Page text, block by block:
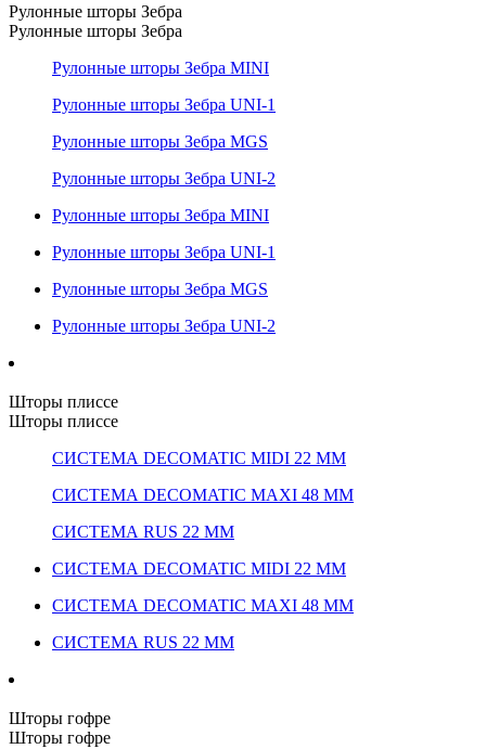
Рулонные шторы Зебра
Рулонные шторы Зебра
Рулонные шторы Зебра MINI
Рулонные шторы Зебра UNI-1
Рулонные шторы Зебра MGS
Рулонные шторы Зебра UNI-2
Рулонные шторы Зебра MINI
Рулонные шторы Зебра UNI-1
Рулонные шторы Зебра MGS
Рулонные шторы Зебра UNI-2
Шторы плиссе
Шторы плиссе
СИСТЕМА DECOMATIC MIDI 22 ММ
СИСТЕМА DECOMATIC MAXI 48 ММ
СИСТЕМА RUS 22 ММ
СИСТЕМА DECOMATIC MIDI 22 ММ
СИСТЕМА DECOMATIC MAXI 48 ММ
СИСТЕМА RUS 22 ММ
Шторы гофре
Шторы гофре